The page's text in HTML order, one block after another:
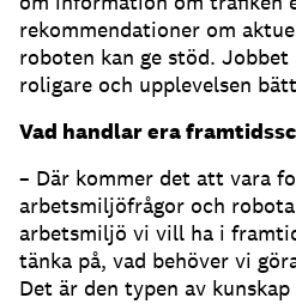
rekommendationer om
roboten kan ge stöd.
roligare och upplevelsen
Vad handlar era
– Där kommer det att vara
arbetsmiljöfrågor och
arbetsmiljö vi vill ha i
tänka på, vad behöver vi
Det är den typen av